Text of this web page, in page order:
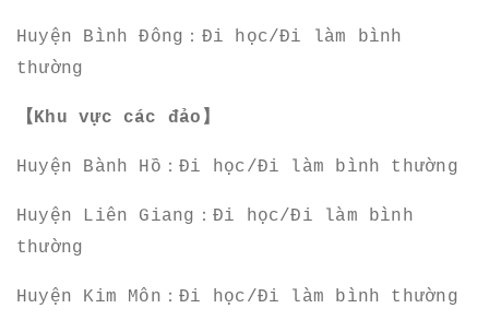
Huyện Bình Đông：Đi học/Đi làm bình
thường
【Khu vực các đảo】
Huyện Bành Hồ：Đi học/Đi làm bình thường
Huyện Liên Giang：Đi học/Đi làm bình
thường
Huyện Kim Môn：Đi học/Đi làm bình thường